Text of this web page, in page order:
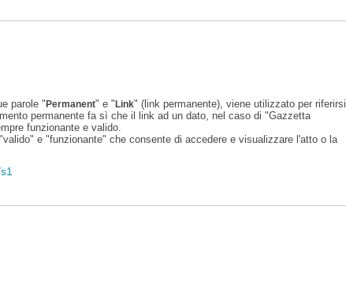
parole "Permanent" e "Link" (link permanente), viene utilizzato per riferirsi
permanente fa sì che il link ad un dato, nel caso di "Gazzetta
funzionante e valido.
e "funzionante" che consente di accedere e visualizzare l'atto o la